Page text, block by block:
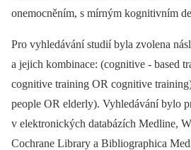
onemocněním, s mírným kognitivním
Pro vyhledávání studií byla zvolena
a jejich kombinace: (cognitive -⁠ based
cognitive training OR cognitive
people OR elderly). Vyhledávání bylo
v elektronických databázích Medline,
Cochrane Library a Bibliographica